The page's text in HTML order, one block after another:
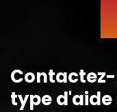
type